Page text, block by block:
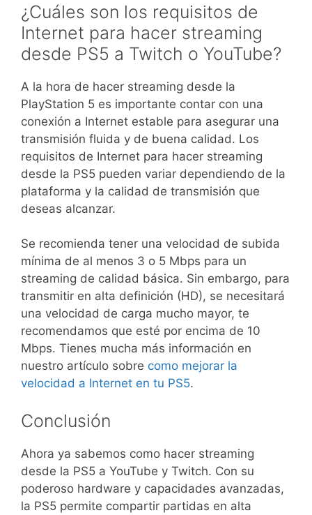
¿Cuáles son los requisitos de
Internet para hacer streaming
desde PS5 a Twitch o YouTube?
A la hora de hacer streaming desde la
PlayStation 5 es importante contar con una
conexión a Internet estable para asegurar una
transmisión fluida y de buena calidad. Los
requisitos de Internet para hacer streaming
desde la PS5 pueden variar dependiendo de la
plataforma y la calidad de transmisión que
deseas alcanzar.
Se recomienda tener una velocidad de subida
mínima de al menos 3 o 5 Mbps para un
streaming de calidad básica. Sin embargo, para
transmitir en alta definición (HD), se necesitará
una velocidad de carga mucho mayor, te
recomendamos que esté por encima de 10
Mbps. Tienes mucha más información en
nuestro artículo sobre como mejorar la
velocidad a Internet en tu PS5.
Conclusión
Ahora ya sabemos como hacer streaming
desde la PS5 a YouTube y Twitch. Con su
poderoso hardware y capacidades avanzadas,
la PS5 permite compartir partidas en alta